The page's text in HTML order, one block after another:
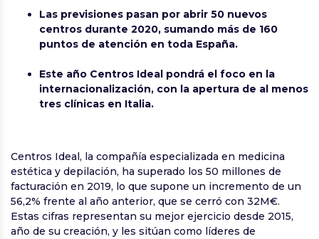
Las previsiones pasan por abrir 50 nuevos
centros durante 2020, sumando más de 160
puntos de atención en toda España.
Este año Centros Ideal pondrá el foco en la
internacionalización, con la apertura de al menos
tres clínicas en Italia.
Centros Ideal, la compañía especializada en medicina
estética y depilación, ha superado los 50 millones de
facturación en 2019, lo que supone un incremento de un
56,2% frente al año anterior, que se cerró con 32M€.
Estas cifras representan su mejor ejercicio desde 2015,
año de su creación, y les sitúan como líderes de